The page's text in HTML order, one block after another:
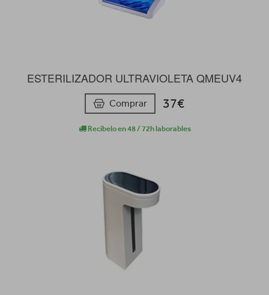
ESTERILIZADOR ULTRAVIOLETA QMEUV4
Comprar 37€
Recíbelo en 48 / 72h laborables